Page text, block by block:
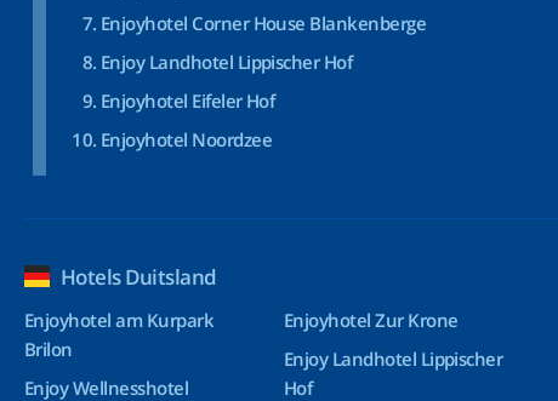
Enjoyhotel Corner House Blankenberge
Enjoy Landhotel Lippischer Hof
Enjoyhotel Eifeler Hof
Enjoyhotel Noordzee
Hotels Duitsland
Enjoyhotel am Kurpark
Brilon
Enjoy Wellnesshotel
Enjoyhotel Zur Krone
Enjoy Landhotel Lippischer
Hof